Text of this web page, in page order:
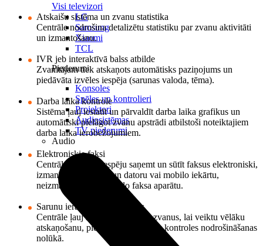
Visi televizori
LG
Samsung
Xiaomi
TCL
Piederumi
Konsoles
Spēles un kontrolieri
Projektori
Audiosistēmas
TV piederumi
Audio
Atskaišu sistēma un zvanu statistika
Centrāle nodrošina detalizētu statistiku par zvanu aktivitāti
un izmantošanu.
IVR jeb interaktīvā balss atbilde
Zvanītājam tiek atskaņots automātisks paziņojums un
piedāvāta izvēles iespēja (sarunas valoda, tēma).
Darba laika kontrole
Sistēma ļauj iestatīt un pārvaldīt darba laika grafikus un
automātiski pielāgot zvanu apstrādi atbilstoši noteiktajiem
darba laika ierobežojumiem.
Elektroniskie faksi
Centrāle piedāvā iespēju saņemt un sūtīt faksus elektroniski,
izmantojot internetu un datoru vai mobilo iekārtu,
neizmantojot tradicionālo faksa aparātu.
Sarunu ieraksti un balss pasts
Centrāle ļauj ierakstīt un glabāt zvanus, lai veiktu vēlāku
atskaņošanu, piemēram, kvalitātes kontroles nodrošināšanas
nolūkā.